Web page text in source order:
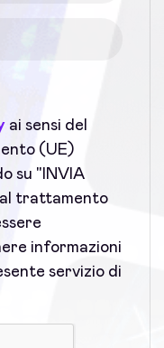
ai sensi del
(UE)
su "INVIA
al trattamento
informazioni
servizio di